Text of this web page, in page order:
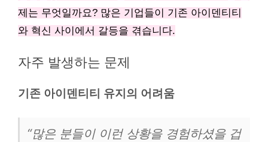
제는 무엇일까요? 많은 기업들이 기존 아이덴티티
와 혁신 사이에서 갈등을 겪습니다.
자주 발생하는 문제
기존 아이덴티티 유지의 어려움
“많은 분들이 이런 상황을 경험하셨을 겁